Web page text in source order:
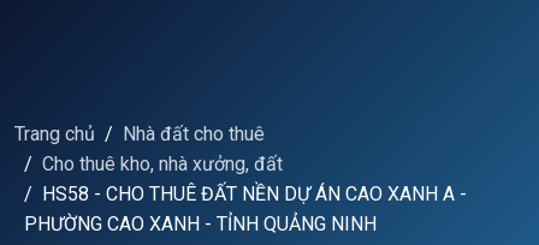
Trang chủ
Nhà đất cho thuê
Cho thuê kho, nhà xưởng, đất
HS58 - CHO THUÊ ĐẤT NỀN DỰ ÁN CAO XANH A -
PHƯỜNG CAO XANH - TỈNH QUẢNG NINH